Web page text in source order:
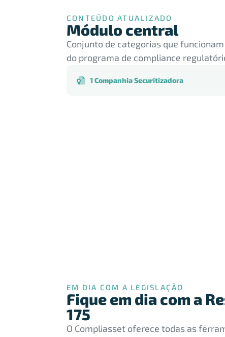
CONTEÚDO ATUALIZADO
Módulo central
Conjunto de categorias que
do programa de compliance
1 Companhia Securitizadora
EM DIA COM A LEGISLAÇÃO
Fique em dia com a
175​
O Compliasset oferece todas as